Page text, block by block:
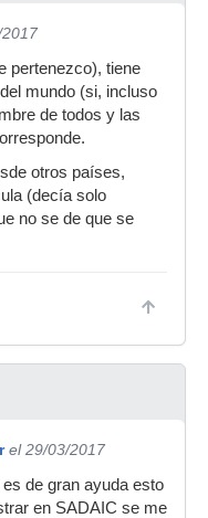
pertenezco), tiene
mundo (si, incluso
de todos y las
otros países,
(decía solo
no se de que se
el 29/03/2017
de gran ayuda esto
en SADAIC se me